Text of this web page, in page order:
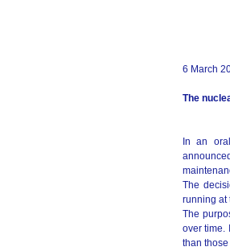
6 March
The
In an
The
running at
The
over time.
than